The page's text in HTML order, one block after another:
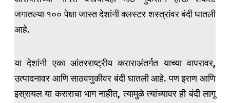
जगातल्या १०० पेक्षा जास्त देशांनी क्लस्टर शस्त्रांवर बंदी घातली
आहे.
या देशांनी एका आंतरराष्ट्रीय कराराअंतर्गत याच्या वापरावर,
उत्पादनावर आणि साठवणुकीवर बंदी घातली आहे. पण इराण आणि
इस्रायल या कराराचा भाग नाहीत, त्यामुळे त्यांच्यावर ही बंदी लागू